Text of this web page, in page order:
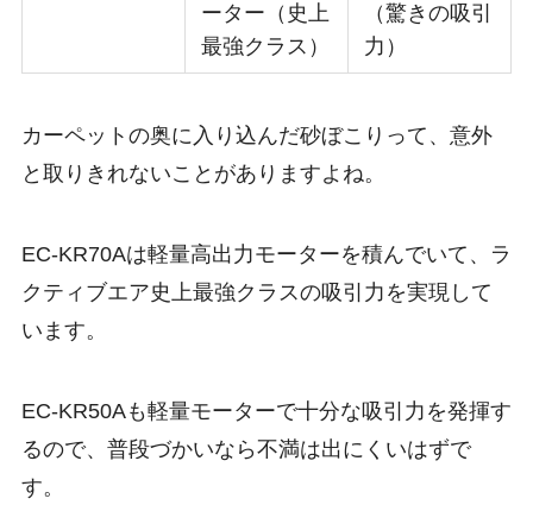
ーター（史上
最強クラス）
（驚きの吸引
力）
カーペットの奥に入り込んだ砂ぼこりって、意外
と取りきれないことがありますよね。
EC-KR70Aは軽量高出力モーターを積んでいて、ラ
クティブエア史上最強クラスの吸引力を実現して
います。
EC-KR50Aも軽量モーターで十分な吸引力を発揮す
るので、普段づかいなら不満は出にくいはずで
す。